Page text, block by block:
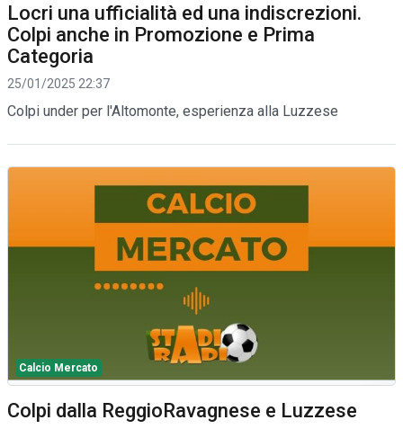
Locri una ufficialità ed una indiscrezioni.
Colpi anche in Promozione e Prima
Categoria
25/01/2025 22:37
Colpi under per l'Altomonte, esperienza alla Luzzese
Calcio Mercato
Colpi dalla ReggioRavagnese e Luzzese